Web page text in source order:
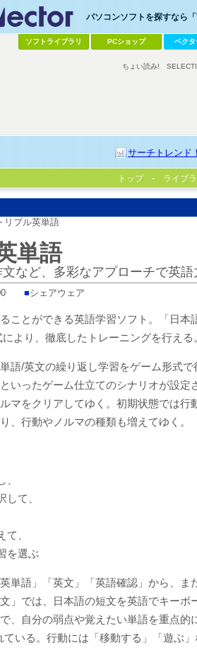
パソコンソフトを探すなら「
ソフトライブラリ PCショップ ベクタ
サーチトレンド！
ちょい読み!
トップ ライブラ
リプル英単語
単語
など、多彩なアプローチで英
■シェアウェア
ことができる英語学習ソフト。「日
より、徹底したトレーニングを行える。
語/英文の繰り返し学習をゲーム形式
いったゲーム仕立てのシナリオが設
マをクリアしてゆく。初期状態では
、行動やノルマの種類も増えてゆく。
て、
、
を選ぶ
単語」「英文」「英語確認」から、
」では、日本語の短文を英語でキー
、自分の弱点や覚えたい単語を重点
いる。行動には「移動する」「遊ぶ